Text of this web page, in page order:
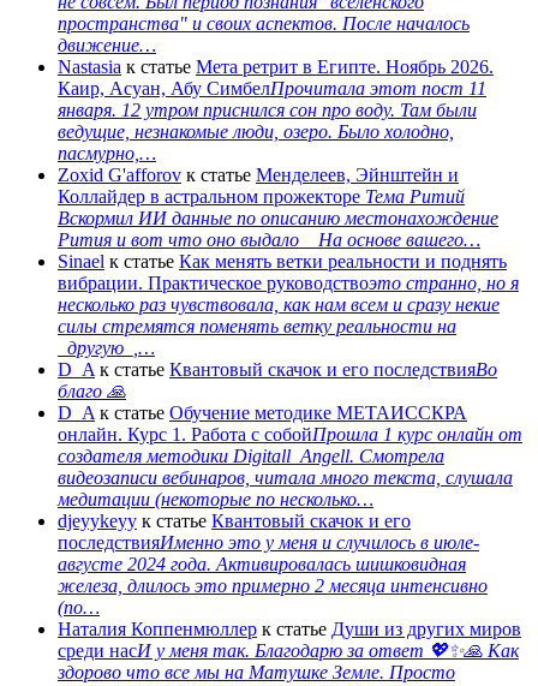
пространства" и своих аспектов. После началось
движение…
Nastasia к статье Мета ретрит в Египте. Ноябрь 2026.
Каир, Асуан, Абу СимбелПрочитала этот пост 11
января. 12 утром приснился сон про воду. Там были
ведущие, незнакомые люди, озеро. Было холодно,
пасмурно,…
Zoxid G'afforov к статье Менделеев, Эйнштейн и
Коллайдер в астральном прожекторе Тема Ритий
Вскормил ИИ данные по описанию местонахождение
Рития и вот что оно выдало На основе вашего…
Sinael к статье Как менять ветки реальности и поднять
вибрации. Практическое руководствоэто странно, но я
несколько раз чувствовала, как нам всем и сразу некие
силы стремятся поменять ветку реальности на
_другую_,…
D_A к статье Квантовый скачок и его последствияВо
благо 🙏
D_A к статье Обучение методике МЕТАИССКРА
онлайн. Курс 1. Работа с собойПрошла 1 курс онлайн от
создателя методики Digitall_Angell. Смотрела
видеозаписи вебинаров, читала много текста, слушала
медитации (некоторые по несколько…
djeyykeyy к статье Квантовый скачок и его
последствияИменно это у меня и случилось в июле-
августе 2024 года. Активировалась шишковидная
железа, длилось это примерно 2 месяца интенсивно
(по…
Наталия Коппенмюллер к статье Души из других миров
среди насИ у меня так. Благодарю за ответ 💖✨️🙏 Как
здорово что все мы на Матушке Земле. Просто